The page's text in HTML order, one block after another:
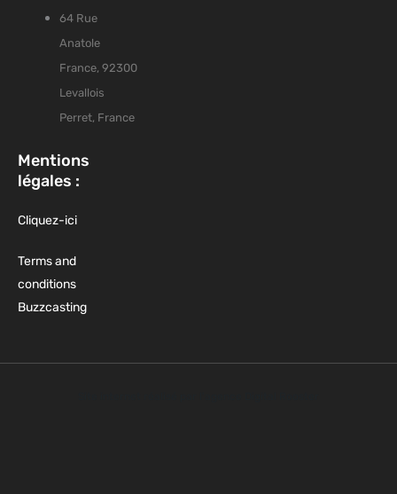
64 Rue
Anatole
France, 92300
Levallois
Perret, France
Mentions
légales :
Cliquez-ici
Terms and
conditions
Buzzcasting